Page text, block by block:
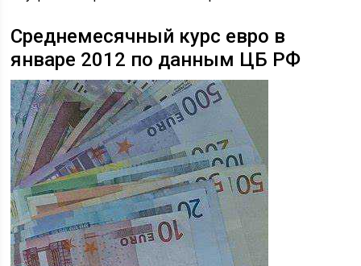
Среднемесячный курс евро в
январе 2012 по данным ЦБ РФ